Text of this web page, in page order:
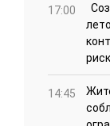
17:00
14:45